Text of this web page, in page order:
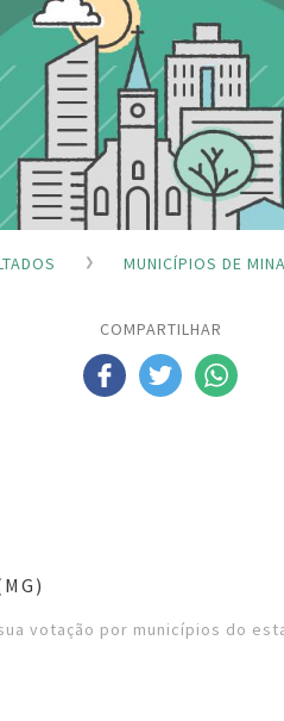
MUNICÍPIOS DE
COMPARTILHAR
votação por municípios do